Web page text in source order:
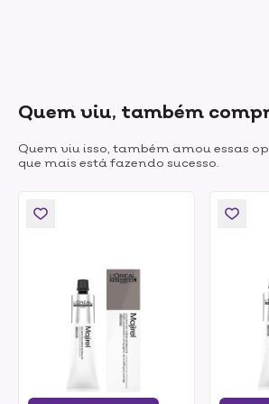
Quem viu, também
Quem viu isso, também amou essas
que mais está fazendo sucesso.